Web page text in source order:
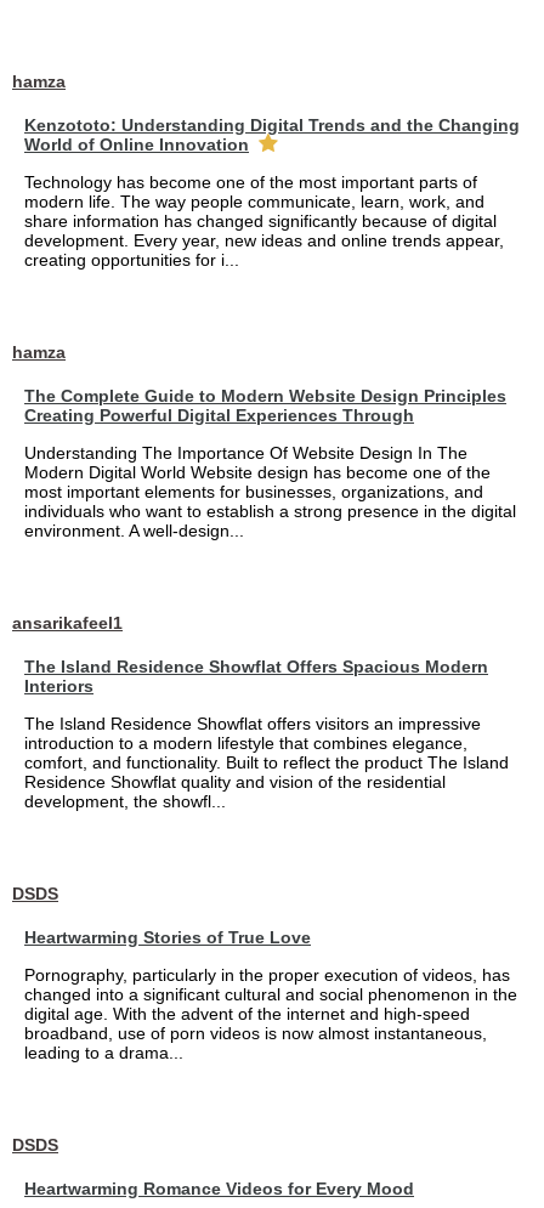
hamza
Kenzototo: Understanding Digital Trends and the Changing
World of Online Innovation
Technology has become one of the most important parts of
modern life. The way people communicate, learn, work, and
share information has changed significantly because of digital
development. Every year, new ideas and online trends appear,
creating opportunities for i...
hamza
The Complete Guide to Modern Website Design Principles
Creating Powerful Digital Experiences Through
Understanding The Importance Of Website Design In The
Modern Digital World Website design has become one of the
most important elements for businesses, organizations, and
individuals who want to establish a strong presence in the digital
environment. A well-design...
ansarikafeel1
The Island Residence Showflat Offers Spacious Modern
Interiors
The Island Residence Showflat offers visitors an impressive
introduction to a modern lifestyle that combines elegance,
comfort, and functionality. Built to reflect the product The Island
Residence Showflat quality and vision of the residential
development, the showfl...
DSDS
Heartwarming Stories of True Love
Pornography, particularly in the proper execution of videos, has
changed into a significant cultural and social phenomenon in the
digital age. With the advent of the internet and high-speed
broadband, use of porn videos is now almost instantaneous,
leading to a drama...
DSDS
Heartwarming Romance Videos for Every Mood